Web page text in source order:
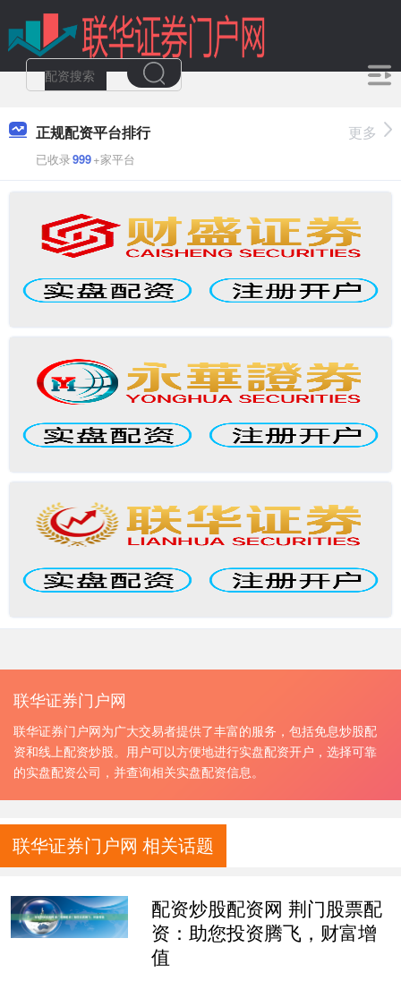
正规配资平台排行
已收录999+家平台
更多
联华证券门户网
联华证券门户网为广大交易者提供了丰富的服务，包括免息炒股配
资和线上配资炒股。用户可以方便地进行实盘配资开户，选择可靠
的实盘配资公司，并查询相关实盘配资信息。
联华证券门户网 相关话题
配资炒股配资网 荆门股票配
资：助您投资腾飞，财富增
值